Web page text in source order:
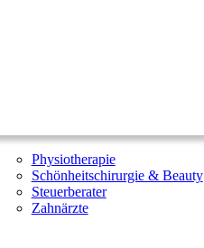
Physiotherapie
Schönheitschirurgie & Beauty
Steuerberater
Zahnärzte